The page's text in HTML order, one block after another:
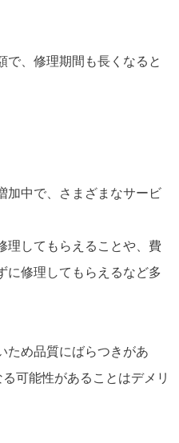
で、修理期間も長くなると
加中で、さまざまなサービ
理してもらえることや、費
に修理してもらえるなど多
ため品質にばらつきがあ
可能性があることはデメリ